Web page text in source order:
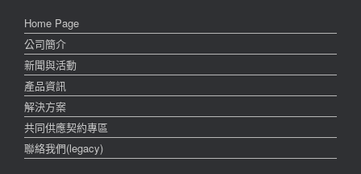
Home Page
公司簡介
新聞與活動
產品資訊
解決方案
共同供應契約專區
聯絡我們(legacy)